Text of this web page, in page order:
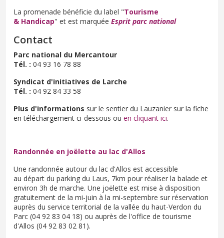
La promenade bénéficie du label "Tourisme
& Handicap" et est marquée Esprit parc national
Contact
Parc national du Mercantour
Tél. : 04 93 16 78 88
Syndicat d'initiatives de Larche
Tél. : 04 92 84 33 58
Plus d'informations sur le sentier du Lauzanier sur la fiche
en téléchargement ci-dessous ou en cliquant ici.
Randonnée en joëlette au lac d'Allos
Une randonnée autour du lac d'Allos est accessible
au départ du parking du Laus, 7km pour réaliser la balade et
environ 3h de marche. Une joëlette est mise à disposition
gratuitement de la mi-juin à la mi-septembre sur réservation
auprès du service territorial de la vallée du haut-Verdon du
Parc (04 92 83 04 18) ou auprès de l'office de tourisme
d'Allos (04 92 83 02 81).